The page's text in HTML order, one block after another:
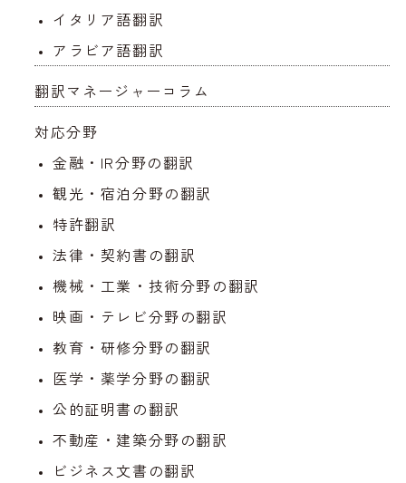
イタリア語翻訳
アラビア語翻訳
翻訳マネージャーコラム
対応分野
金融・IR分野の翻訳
観光・宿泊分野の翻訳
特許翻訳
法律・契約書の翻訳
機械・工業・技術分野の翻訳
映画・テレビ分野の翻訳
教育・研修分野の翻訳
医学・薬学分野の翻訳
公的証明書の翻訳
不動産・建築分野の翻訳
ビジネス文書の翻訳